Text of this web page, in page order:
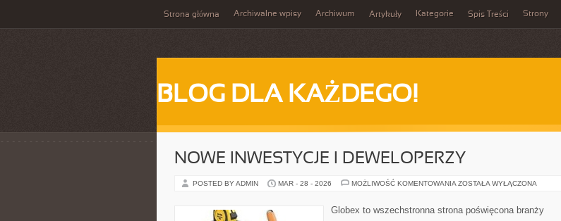
Strona główna Archiwalne wpisy Archiwum Artykuły Kategorie Spis Treści Strony
BLOG DLA KAŻDEGO!
NOWE INWESTYCJE I DEWELOPERZY
POSTED BY ADMIN MAR - 28 - 2026 MOŻLIWOŚĆ KOMENTOWANIA NOWE
DEWELOPERZY
ZOSTAŁA WYŁĄCZONA
Globex to wszechstronna strona poświęcona branży